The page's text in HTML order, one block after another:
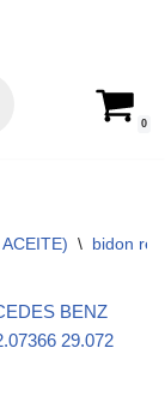
0
\ bidon